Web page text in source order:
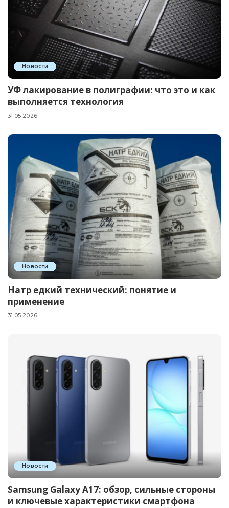
Новости
УФ лакирование в полиграфии: что это и как
выполняется технология
31.05.2026
Новости
Натр едкий технический: понятие и
применение
31.05.2026
Новости
Samsung Galaxy A17: обзор, сильные стороны
и ключевые характеристики смартфона